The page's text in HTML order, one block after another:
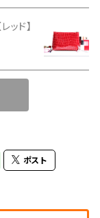
ド】
ポスト